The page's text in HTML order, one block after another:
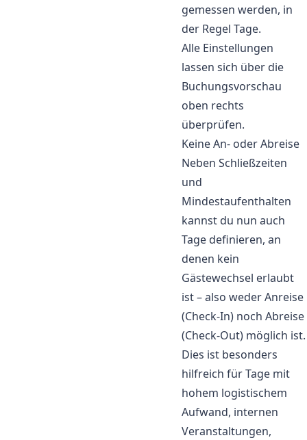
gemessen werden, in
der Regel Tage.
Alle Einstellungen
lassen sich über die
Buchungsvorschau
oben rechts
überprüfen.
Keine An- oder Abreise
Neben Schließzeiten
und
Mindestaufenthalten
kannst du nun auch
Tage definieren, an
denen kein
Gästewechsel erlaubt
ist – also weder Anreise
(Check-In) noch Abreise
(Check-Out) möglich ist.
Dies ist besonders
hilfreich für Tage mit
hohem logistischem
Aufwand, internen
Veranstaltungen,